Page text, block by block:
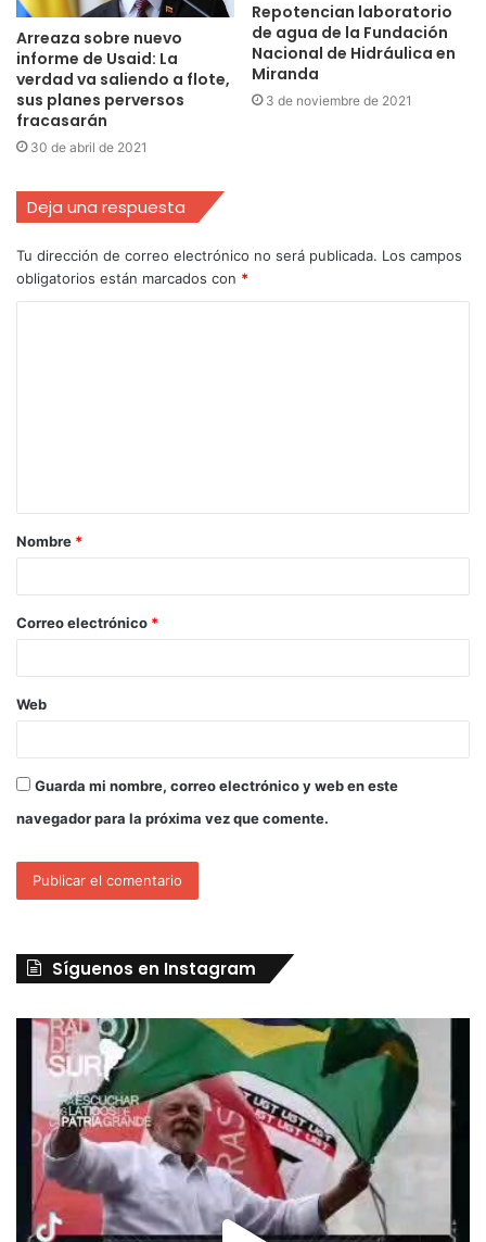
Arreaza sobre nuevo
informe de Usaid: La
verdad va saliendo a flote,
sus planes perversos
fracasarán
30 de abril de 2021
Repotencian laboratorio
de agua de la Fundación
Nacional de Hidráulica en
Miranda
3 de noviembre de 2021
Deja una respuesta
Tu dirección de correo electrónico no será publicada. Los campos
obligatorios están marcados con *
Nombre *
Correo electrónico *
Web
Guarda mi nombre, correo electrónico y web en este
navegador para la próxima vez que comente.
Síguenos en Instagram